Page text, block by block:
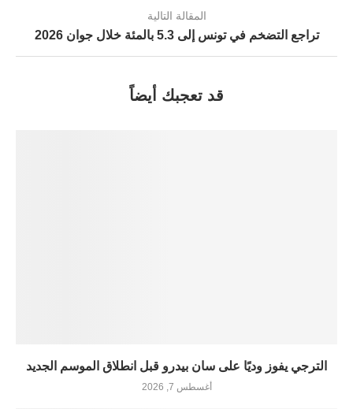
المقالة التالية
تراجع التضخم في تونس إلى 5.3 بالمئة خلال جوان 2026
قد تعجبك أيضاً
الترجي يفوز وديًا على سان بيدرو قبل انطلاق الموسم الجديد
أغسطس 7, 2026